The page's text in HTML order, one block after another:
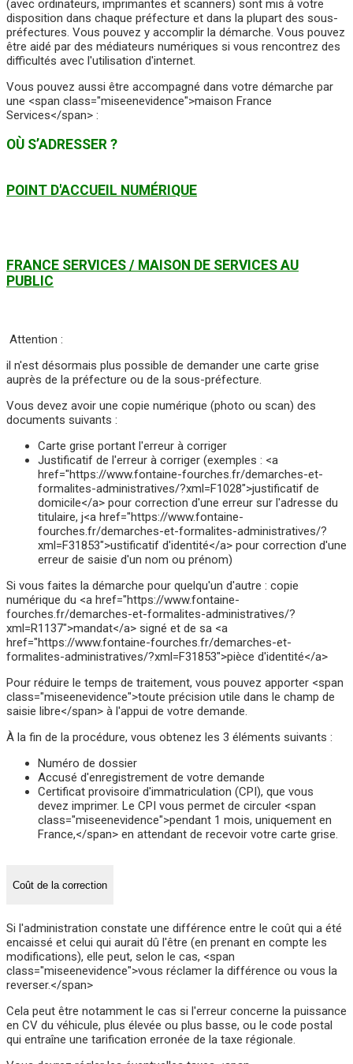
(avec ordinateurs, imprimantes et scanners) sont mis à votre
disposition dans chaque préfecture et dans la plupart des sous-
préfectures. Vous pouvez y accomplir la démarche. Vous pouvez
être aidé par des médiateurs numériques si vous rencontrez des
difficultés avec l'utilisation d'internet.
Vous pouvez aussi être accompagné dans votre démarche par
une <span class="miseenevidence">maison France
Services</span> :
OÙ S’ADRESSER ?
POINT D'ACCUEIL NUMÉRIQUE
FRANCE SERVICES / MAISON DE SERVICES AU
PUBLIC
Attention :
il n'est désormais plus possible de demander une carte grise
auprès de la préfecture ou de la sous-préfecture.
Vous devez avoir une copie numérique (photo ou scan) des
documents suivants :
Carte grise portant l'erreur à corriger
Justificatif de l'erreur à corriger (exemples : <a
href="https://www.fontaine-fourches.fr/demarches-et-
formalites-administratives/?xml=F1028">justificatif de
domicile</a> pour correction d'une erreur sur l'adresse du
titulaire, j<a href="https://www.fontaine-
fourches.fr/demarches-et-formalites-administratives/?
xml=F31853">ustificatif d'identité</a> pour correction d'une
erreur de saisie d'un nom ou prénom)
Si vous faites la démarche pour quelqu'un d'autre : copie
numérique du <a href="https://www.fontaine-
fourches.fr/demarches-et-formalites-administratives/?
xml=R1137">mandat</a> signé et de sa <a
href="https://www.fontaine-fourches.fr/demarches-et-
formalites-administratives/?xml=F31853">pièce d'identité</a>
Pour réduire le temps de traitement, vous pouvez apporter <span
class="miseenevidence">toute précision utile dans le champ de
saisie libre</span> à l'appui de votre demande.
À la fin de la procédure, vous obtenez les 3 éléments suivants :
Numéro de dossier
Accusé d'enregistrement de votre demande
Certificat provisoire d'immatriculation (CPI), que vous
devez imprimer. Le CPI vous permet de circuler <span
class="miseenevidence">pendant 1 mois, uniquement en
France,</span> en attendant de recevoir votre carte grise.
Coût de la correction
Si l'administration constate une différence entre le coût qui a été
encaissé et celui qui aurait dû l'être (en prenant en compte les
modifications), elle peut, selon le cas, <span
class="miseenevidence">vous réclamer la différence ou vous la
reverser.</span>
Cela peut être notamment le cas si l'erreur concerne la puissance
en CV du véhicule, plus élevée ou plus basse, ou le code postal
qui entraîne une tarification erronée de la taxe régionale.